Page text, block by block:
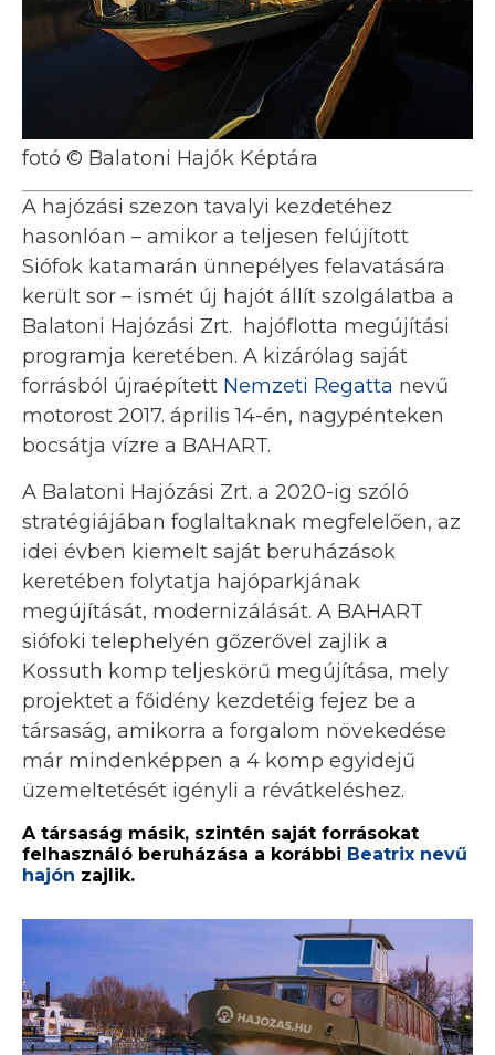
fotó © Balatoni Hajók Képtára
A hajózási szezon tavalyi kezdetéhez
hasonlóan – amikor a teljesen felújított
Siófok katamarán ünnepélyes felavatására
került sor – ismét új hajót állít szolgálatba a
Balatoni Hajózási Zrt. hajóflotta megújítási
programja keretében. A kizárólag saját
forrásból újraépített Nemzeti Regatta nevű
motorost 2017. április 14-én, nagypénteken
bocsátja vízre a BAHART.
A Balatoni Hajózási Zrt. a 2020-ig szóló
stratégiájában foglaltaknak megfelelően, az
idei évben kiemelt saját beruházások
keretében folytatja hajóparkjának
megújítását, modernizálását. A BAHART
siófoki telephelyén gőzerővel zajlik a
Kossuth komp teljeskörű megújítása, mely
projektet a főidény kezdetéig fejez be a
társaság, amikorra a forgalom növekedése
már mindenképpen a 4 komp egyidejű
üzemeltetését igényli a révátkeléshez.
A társaság másik, szintén saját forrásokat
felhasználó beruházása a korábbi Beatrix nevű
hajón zajlik.